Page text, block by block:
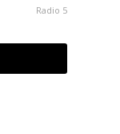
Radio 5